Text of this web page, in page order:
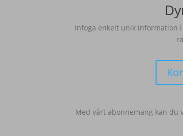
Infoga enkelt unik information
Med vårt abonnemang kan du